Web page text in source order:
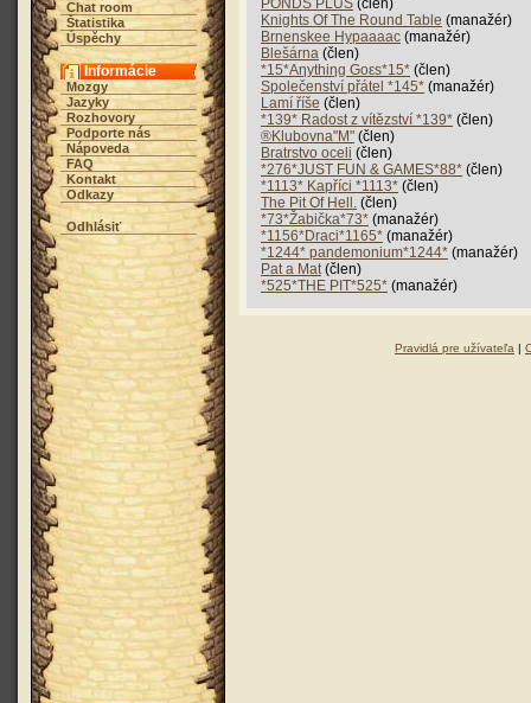
Chat room
Štatistika
Úspěchy
Informácie
Mozgy
Jazyky
Rozhovory
Podporte nás
Nápoveda
FAQ
Kontakt
Odkazy
Odhlásiť
PONDS PLUS (člen)
Knights Of The Round Table (manažér)
Brnenskee Hypaaaac (manažér)
Blešárna (člen)
*15*Aηythiηg Goεs*15* (člen)
Společenství přátel *145* (manažér)
Lamí říše (člen)
*139* Radost z vítězství *139* (člen)
®Klubovna"M" (člen)
Bratrstvo oceli (člen)
*276*JUST FUN & GAMES*88* (člen)
*1113* Kapříci *1113* (člen)
The Pit Of Hell. (člen)
*73*Žabička*73* (manažér)
*1156*Draci*1165* (manažér)
*1244* pandemonium*1244* (manažér)
Pat a Mat(člen)
*525*THE PIT*525* (manažér)
Pravidlá pre užívateľa |